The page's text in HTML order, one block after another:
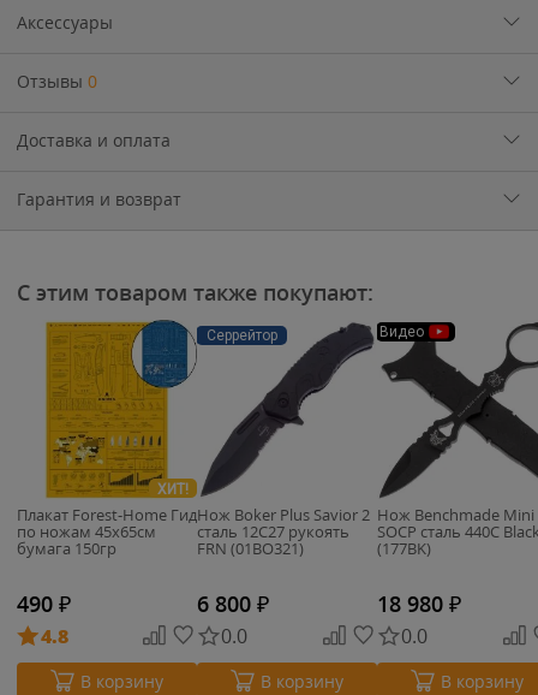
Аксессуары
Отзывы 0
Доставка и оплата
Гарантия и возврат
С этим товаром также покупают:
ХИТ!
Плакат Forest-Home Гид
по ножам 45х65см
бумага 150гр
490 ₽
4.8
В корзину
Серрейтор
Нож Boker Plus Savior 2
сталь 12C27 рукоять
FRN (01BO321)
6 800 ₽
0.0
В корзину
Видео
Нож Benchmade Mini
SOCP сталь 440C
(177BK)
18 980 ₽
0.0
В корзину